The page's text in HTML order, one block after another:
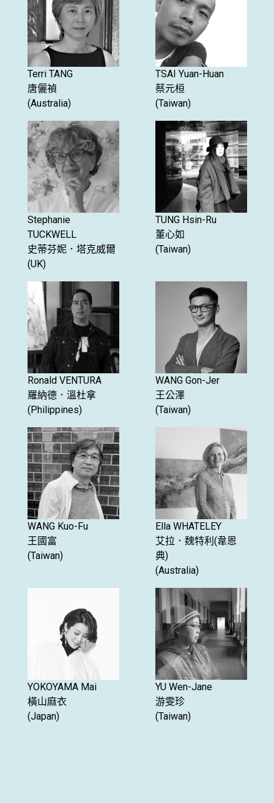
Terri TANG
唐儷禎
(Australia)
TSAI Yuan-Huan
蔡元桓
(Taiwan)
Stephanie
TUCKWELL
史蒂芬妮．塔克威爾
(UK)
TUNG Hsin-Ru
董心如
(Taiwan)
Ronald VENTURA
羅納德．溫杜拿
(Philippines)
WANG Gon-Jer
王公澤
(Taiwan)
WANG Kuo-Fu
王國富
(Taiwan)
Ella WHATELEY
艾拉．魏特利(韋恩
典)
(Australia)
YOKOYAMA Mai
橫山麻衣
(Japan)
YU Wen-Jane
游雯珍
(Taiwan)